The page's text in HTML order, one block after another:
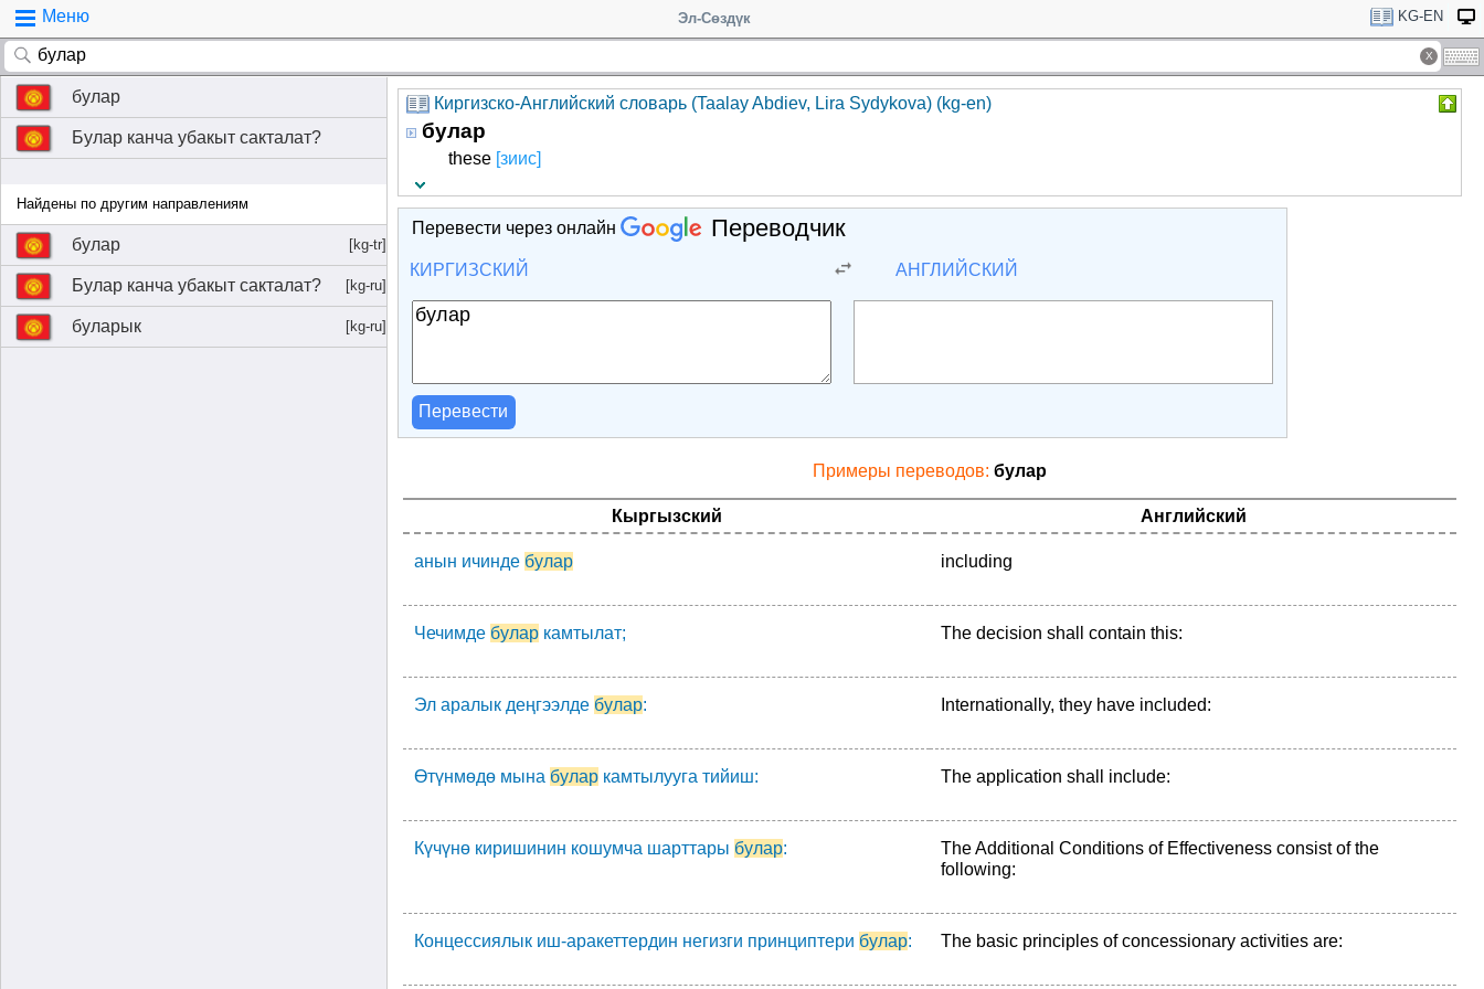
Меню Эл-Сөздүк KG-EN
булар
Булар канча убакыт сакталат?
Найдены по другим направлениям
булар [kg-tr]
Булар канча убакыт сакталат? [kg-ru]
буларык [kg-ru]
Киргизско-Английский словарь (Taalay Abdiev, Lira Sydykova) (kg-en)
булар
these [зиис]
Перевести через онлайн Переводчик
КИРГИЗСКИЙ АНГЛИЙСКИЙ
Перевести
Примеры переводов: булар
Кыргызский Английский
анын ичинде булар including
Чечимде булар камтылат; The decision shall contain this:
Эл аралык деңгээлде булар: Internationally, they have included:
Өтүнмөдө мына булар камтылууга тийиш: The application shall include:
Күчүнө киришинин кошумча шарттары булар:
The Additional Conditions of Effectiveness consist of the
following:
Концессиялык иш-аракеттердин негизги принциптери булар: The basic principles of concessionary activities are: